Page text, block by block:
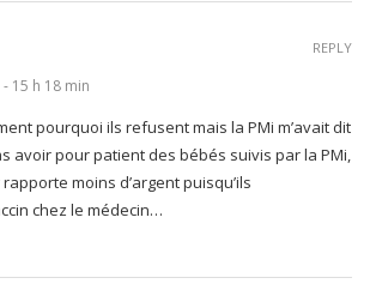
15 h 18 min
pourquoi ils refusent mais la PMi m’avait dit
avoir pour patient des bébés suivis par la PMi,
moins d’argent puisqu’ils
chez le médecin…
REPLY